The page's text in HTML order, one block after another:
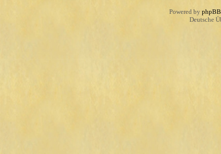
Powered by phpBB
Deutsche